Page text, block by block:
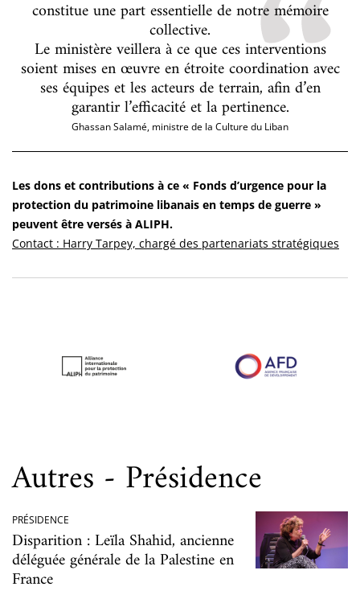
constitue une part essentielle de notre mémoire
collective.
Le ministère veillera à ce que ces interventions
soient mises en œuvre en étroite coordination avec
ses équipes et les acteurs de terrain, afin d’en
garantir l’efficacité et la pertinence.
Ghassan Salamé, ministre de la Culture du Liban
Les dons et contributions à ce « Fonds d’urgence pour la
protection du patrimoine libanais en temps de guerre »
peuvent être versés à ALIPH.
Contact : Harry Tarpey, chargé des partenariats stratégiques
Autres - Présidence
PRÉSIDENCE
Disparition : Leïla Shahid, ancienne
déléguée générale de la Palestine en
France